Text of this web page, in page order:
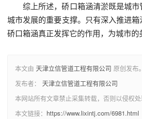
综上所述，硚口箱涵清淤既是城
城市发展的重要支撑。只有深入推进
硚口箱涵真正发挥它的作用，为城市的
本文由 天津立信管道工程有限公司 原创发布。
发布者： 天津立信管道工程有限公司
本网站所有文章禁止采集转载，否则以侵权处
本文链接： https://www.lixintj.com/6981.html